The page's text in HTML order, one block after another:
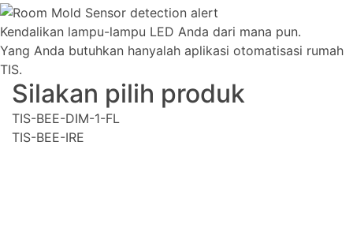
Kendalikan lampu-lampu LED Anda dari mana pun.
Yang Anda butuhkan hanyalah aplikasi otomatisasi rumah
TIS.
Silakan pilih produk
TIS-BEE-DIM-1-FL
TIS-BEE-IRE